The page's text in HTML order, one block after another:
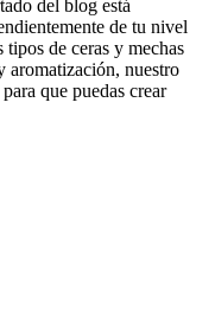
del blog está
de tu nivel
de ceras y mechas
aromatización, nuestro
que puedas crear